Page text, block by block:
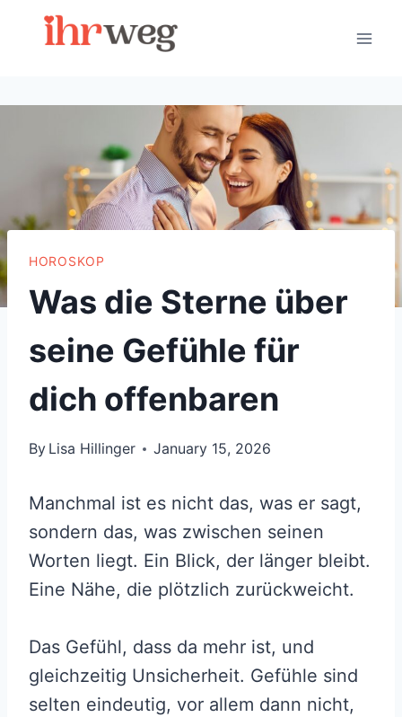
HOROSKOP
Was die Sterne über
seine Gefühle für
dich offenbaren
By Lisa Hillinger January 15, 2026
Manchmal ist es nicht das, was er sagt,
sondern das, was zwischen seinen
Worten liegt. Ein Blick, der länger bleibt.
Eine Nähe, die plötzlich zurückweicht.
Das Gefühl, dass da mehr ist, und
gleichzeitig Unsicherheit. Gefühle sind
selten eindeutig, vor allem dann nicht,